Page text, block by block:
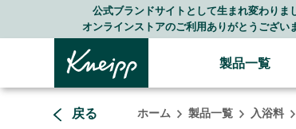
Skip to main content
Skip to footer content
公式ブランドサイトとして生まれ変わりました。
オンラインストアのご利用ありがとうございました。
製品一覧
戻る ホーム 製品一覧 入浴料